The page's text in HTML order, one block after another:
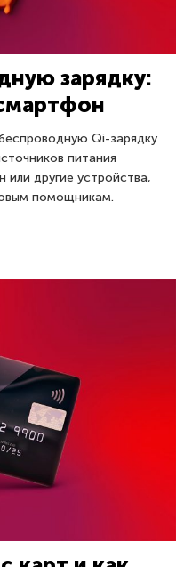
зарядку:
Qi-зарядку
питания
другие устройства,
помощникам.